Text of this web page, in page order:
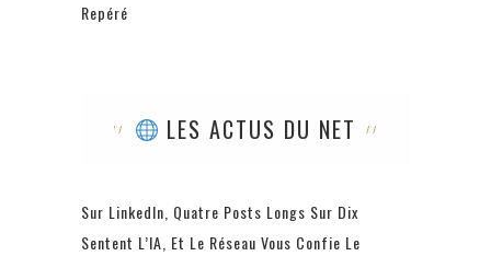
Repéré
LES ACTUS DU NET
Sur LinkedIn, Quatre Posts Longs Sur Dix
Sentent L’IA, Et Le Réseau Vous Confie Le